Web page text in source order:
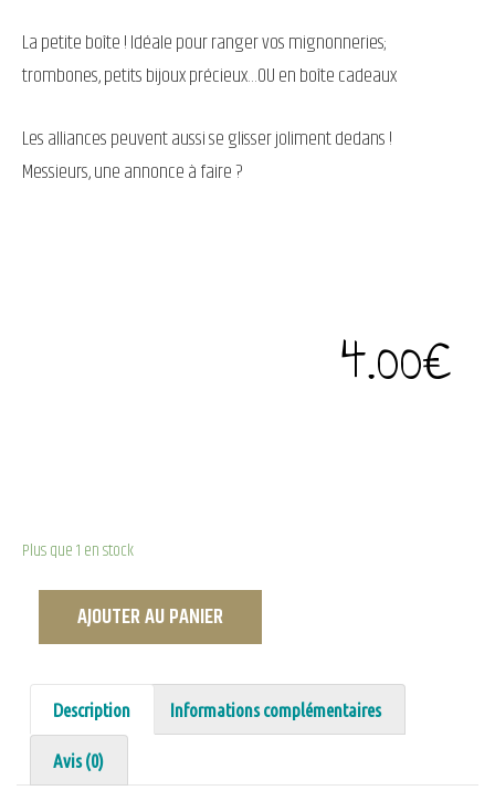
La petite boîte ! Idéale pour ranger vos mignonneries;
trombones, petits bijoux précieux…OU en boîte cadeaux
Les alliances peuvent aussi se glisser joliment dedans !
Messieurs, une annonce à faire ?
4.00€
Plus que 1 en stock
AJOUTER AU PANIER
Description Informations complémentaires
Avis (0)